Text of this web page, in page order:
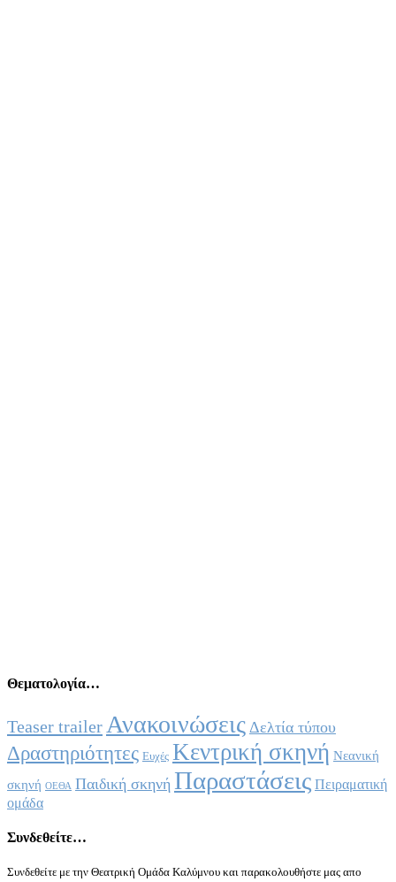
Θεματολογία…
Teaser trailer Ανακοινώσεις Δελτία τύπου
Δραστηριότητες Ευχές Κεντρική σκηνή Νεανική
σκηνή ΟΕΘΑ Παιδική σκηνή Παραστάσεις Πειραματική
ομάδα
Συνδεθείτε…
Συνδεθείτε με την Θεατρική Ομάδα Καλύμνου και παρακολουθήστε μας απο